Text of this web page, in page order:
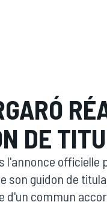
DE
l'annonce officielle
son guidon de
d'un commun